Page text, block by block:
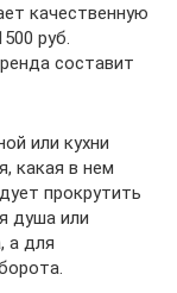
качественную
руб.
составит
или кухни
какая в нем
прокрутить
душа или
а для